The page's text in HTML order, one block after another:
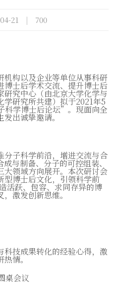
21 | 700
机构以及企业等单位从事科研
博士后学术交流、提升博士后
究中心（由北京大学化学与
学研究所共建）拟于2021年5
科学博士后论坛”。现面向全
发出诚挚邀请。
子科学前沿，增进交流与合
与制备、分子的可控组装、
领域方向展开。本次研讨会
型博士后文化，引领科学前
活跃、包容、求同存异的博
激发创新思维。
科技成果转化的经验心得，激
情。
桌会议